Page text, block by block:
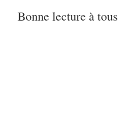
Bonne lecture à tous